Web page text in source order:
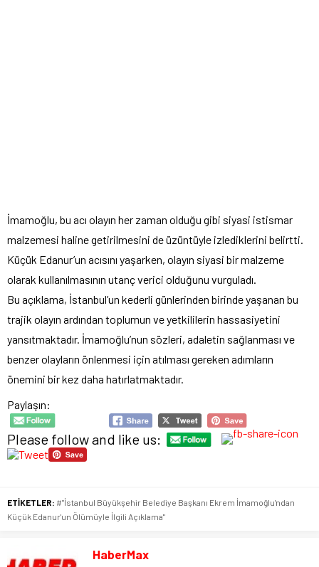
İmamoğlu, bu acı olayın her zaman olduğu gibi siyasi istismar
malzemesi haline getirilmesini de üzüntüyle izlediklerini belirtti.
Küçük Edanur’un acısını yaşarken, olayın siyasi bir malzeme
olarak kullanılmasının utanç verici olduğunu vurguladı.
Bu açıklama, İstanbul’un kederli günlerinden birinde yaşanan bu
trajik olayın ardından toplumun ve yetkililerin hassasiyetini
yansıtmaktadır. İmamoğlu’nun sözleri, adaletin sağlanması ve
benzer olayların önlenmesi için atılması gereken adımların
önemini bir kez daha hatırlatmaktadır.
Paylaşın:
Please follow and like us:
ETİKETLER: #"İstanbul Büyükşehir Belediye Başkanı Ekrem İmamoğlu'ndan
Küçük Edanur'un Ölümüyle İlgili Açıklama"
HaberMax